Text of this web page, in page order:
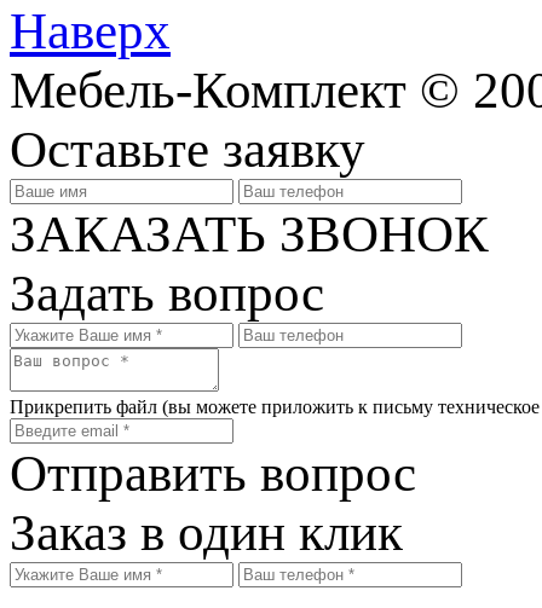
Наверх
Мебель-Комплект ©
Оставьте заявку
ЗАКАЗАТЬ ЗВОНОК
Задать вопрос
Прикрепить файл (вы можете приложить к письму
Отправить вопрос
Заказ в один клик